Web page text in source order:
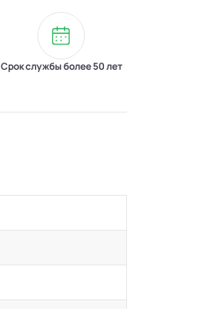
Срок службы более 50 лет